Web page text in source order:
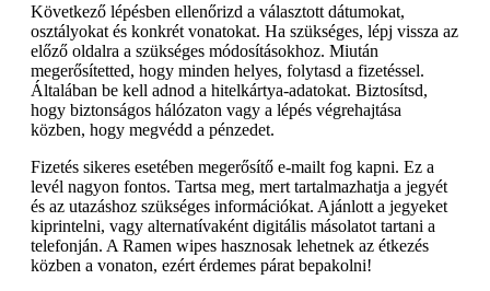
Következő lépésben ellenőrizd a választott dátumokat,
osztályokat és konkrét vonatokat. Ha szükséges, lépj vissza az
előző oldalra a szükséges módosításokhoz. Miután
megerősítetted, hogy minden helyes, folytasd a fizetéssel.
Általában be kell adnod a hitelkártya-adatokat. Biztosítsd,
hogy biztonságos hálózaton vagy a lépés végrehajtása
közben, hogy megvédd a pénzedet.
Fizetés sikeres esetében megerősítő e-mailt fog kapni. Ez a
levél nagyon fontos. Tartsa meg, mert tartalmazhatja a jegyét
és az utazáshoz szükséges információkat. Ajánlott a jegyeket
kiprintelni, vagy alternatívaként digitális másolatot tartani a
telefonján. A Ramen wipes hasznosak lehetnek az étkezés
közben a vonaton, ezért érdemes párat bepakolni!